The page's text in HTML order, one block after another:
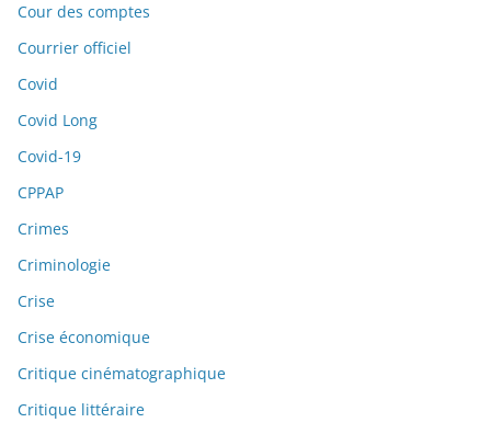
Cour des comptes
Courrier officiel
Covid
Covid Long
Covid-19
CPPAP
Crimes
Criminologie
Crise
Crise économique
Critique cinématographique
Critique littéraire